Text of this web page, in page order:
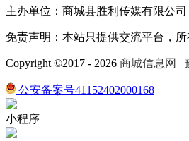
主办单位：商城县胜利传媒有限公
免责声明：本站只提供交流平台，
Copyright ©2017 - 2026 商城信息网
公安备案号41152402000168
小程序